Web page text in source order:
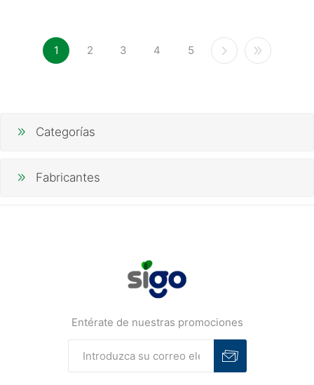
1 2 3 4 5
Categorías
Fabricantes
Entérate de nuestras promociones